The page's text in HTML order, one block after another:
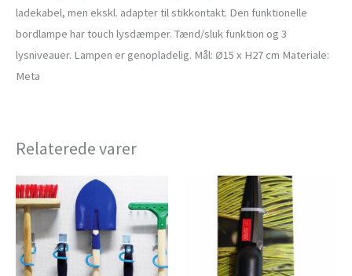
ladekabel, men ekskl. adapter til stikkontakt. Den funktionelle
bordlampe har touch lysdæmper. Tænd/sluk funktion og 3
lysniveauer. Lampen er genopladelig. Mål: Ø15 x H27 cm Materiale:
Meta
Relaterede varer